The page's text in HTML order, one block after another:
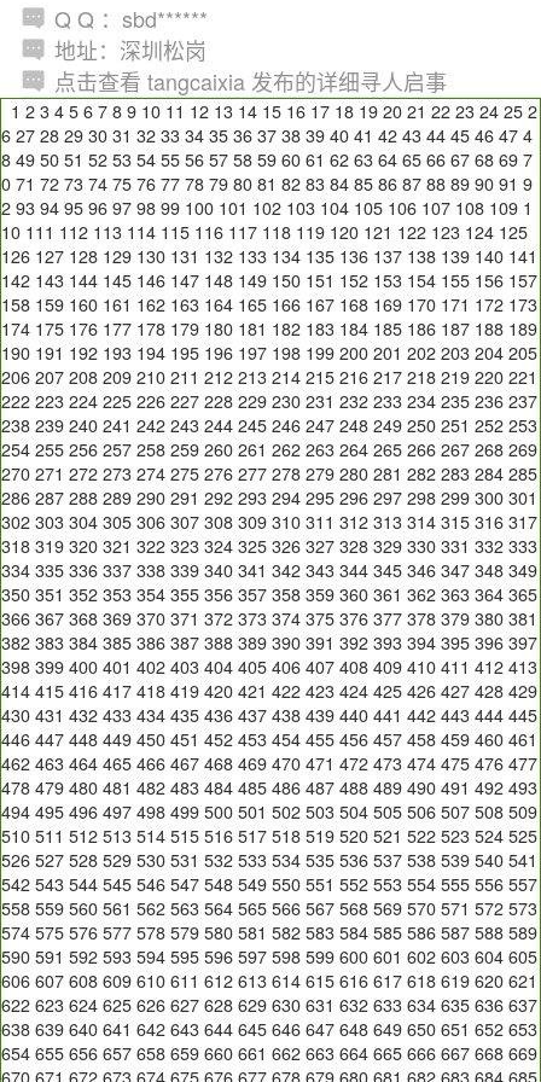
Q Q ：sbd******
地址：深圳松岗
点击查看 tangcaixia 发布的详细寻人启事
1 2 3 4 5 6 7 8 9 10 11 12 13 14 15 16 17 18 19 20 21 22 23 24 25 2
6 27 28 29 30 31 32 33 34 35 36 37 38 39 40 41 42 43 44 45 46 47 4
8 49 50 51 52 53 54 55 56 57 58 59 60 61 62 63 64 65 66 67 68 69 7
0 71 72 73 74 75 76 77 78 79 80 81 82 83 84 85 86 87 88 89 90 91 9
2 93 94 95 96 97 98 99 100 101 102 103 104 105 106 107 108 109 1
10 111 112 113 114 115 116 117 118 119 120 121 122 123 124 125
126 127 128 129 130 131 132 133 134 135 136 137 138 139 140 141
142 143 144 145 146 147 148 149 150 151 152 153 154 155 156 157
158 159 160 161 162 163 164 165 166 167 168 169 170 171 172 173
174 175 176 177 178 179 180 181 182 183 184 185 186 187 188 189
190 191 192 193 194 195 196 197 198 199 200 201 202 203 204 205
206 207 208 209 210 211 212 213 214 215 216 217 218 219 220 221
222 223 224 225 226 227 228 229 230 231 232 233 234 235 236 237
238 239 240 241 242 243 244 245 246 247 248 249 250 251 252 253
254 255 256 257 258 259 260 261 262 263 264 265 266 267 268 269
270 271 272 273 274 275 276 277 278 279 280 281 282 283 284 285
286 287 288 289 290 291 292 293 294 295 296 297 298 299 300 301
302 303 304 305 306 307 308 309 310 311 312 313 314 315 316 317
318 319 320 321 322 323 324 325 326 327 328 329 330 331 332 333
334 335 336 337 338 339 340 341 342 343 344 345 346 347 348 349
350 351 352 353 354 355 356 357 358 359 360 361 362 363 364 365
366 367 368 369 370 371 372 373 374 375 376 377 378 379 380 381
382 383 384 385 386 387 388 389 390 391 392 393 394 395 396 397
398 399 400 401 402 403 404 405 406 407 408 409 410 411 412 413
414 415 416 417 418 419 420 421 422 423 424 425 426 427 428 429
430 431 432 433 434 435 436 437 438 439 440 441 442 443 444 445
446 447 448 449 450 451 452 453 454 455 456 457 458 459 460 461
462 463 464 465 466 467 468 469 470 471 472 473 474 475 476 477
478 479 480 481 482 483 484 485 486 487 488 489 490 491 492 493
494 495 496 497 498 499 500 501 502 503 504 505 506 507 508 509
510 511 512 513 514 515 516 517 518 519 520 521 522 523 524 525
526 527 528 529 530 531 532 533 534 535 536 537 538 539 540 541
542 543 544 545 546 547 548 549 550 551 552 553 554 555 556 557
558 559 560 561 562 563 564 565 566 567 568 569 570 571 572 573
574 575 576 577 578 579 580 581 582 583 584 585 586 587 588 589
590 591 592 593 594 595 596 597 598 599 600 601 602 603 604 605
606 607 608 609 610 611 612 613 614 615 616 617 618 619 620 621
622 623 624 625 626 627 628 629 630 631 632 633 634 635 636 637
638 639 640 641 642 643 644 645 646 647 648 649 650 651 652 653
654 655 656 657 658 659 660 661 662 663 664 665 666 667 668 669
670 671 672 673 674 675 676 677 678 679 680 681 682 683 684 685